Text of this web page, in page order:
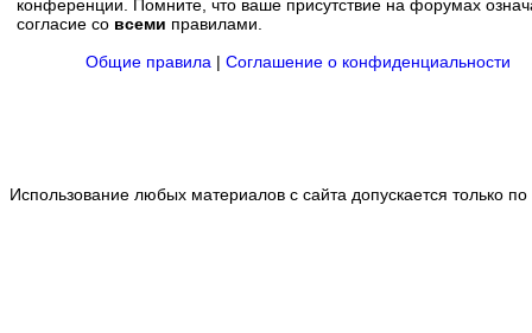
конференции. Помните, что ваше присутствие на форумах
согласие со всеми правилами.
Общие правила | Соглашение о конфиденциальности
Использование любых материалов с сайта допускается только